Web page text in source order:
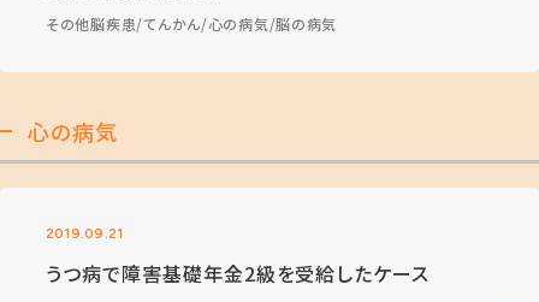
その他脳疾患 てんかん 心の病気 脳の病気
心の病気
2019.09.21
うつ病で障害基礎年金2級を受給したケース